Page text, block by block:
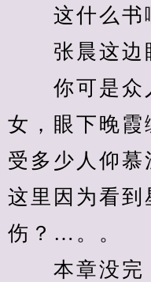
这什么书
张晨这边
你可是众
女，眼下晚霞
受多少人仰慕
这里因为看到
伤？…。。
本章没完